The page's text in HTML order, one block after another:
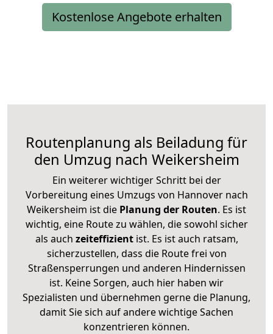
Kostenlose Angebote erhalten
Routenplanung als Beiladung für
den Umzug nach Weikersheim
Ein weiterer wichtiger Schritt bei der
Vorbereitung eines Umzugs von Hannover nach
Weikersheim ist die Planung der Routen. Es ist
wichtig, eine Route zu wählen, die sowohl sicher
als auch zeiteffizientist. Es ist auch ratsam,
sicherzustellen, dass die Route frei von
Straßensperrungen und anderen Hindernissen
ist. Keine Sorgen, auch hier haben wir
Spezialisten und übernehmen gerne die Planung,
damit Sie sich auf andere wichtige Sachen
konzentrieren können.